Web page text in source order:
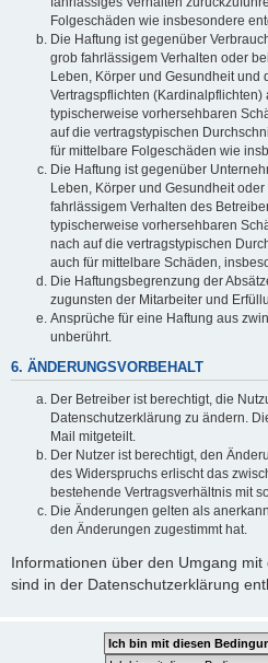
Folgeschäden wie insbesondere
Die Haftung ist gegenüber
grob fahrlässigem Verhalten oder
Leben, Körper und Gesundheit und
Vertragspflichten (Kardinalpflichten)
typischerweise vorhersehbaren
auf die vertragstypischen
für mittelbare Folgeschäden wie
Die Haftung ist gegenüber
Leben, Körper und Gesundheit
fahrlässigem Verhalten des
typischerweise vorhersehbaren
nach auf die vertragstypischen
auch für mittelbare Schäden,
Die Haftungsbegrenzung der
zugunsten der Mitarbeiter und
Ansprüche für eine Haftung aus
unberührt.
6. ÄNDERUNGSVORBEHALT
Der Betreiber ist berechtigt, die
Datenschutzerklärung zu ändern.
Mail mitgeteilt.
Der Nutzer ist berechtigt, den
des Widerspruchs erlischt das
bestehende Vertragsverhältnis mit
Die Änderungen gelten als
den Änderungen zugestimmt hat.
Informationen über den Umgang
sind in der Datenschutzerklärung